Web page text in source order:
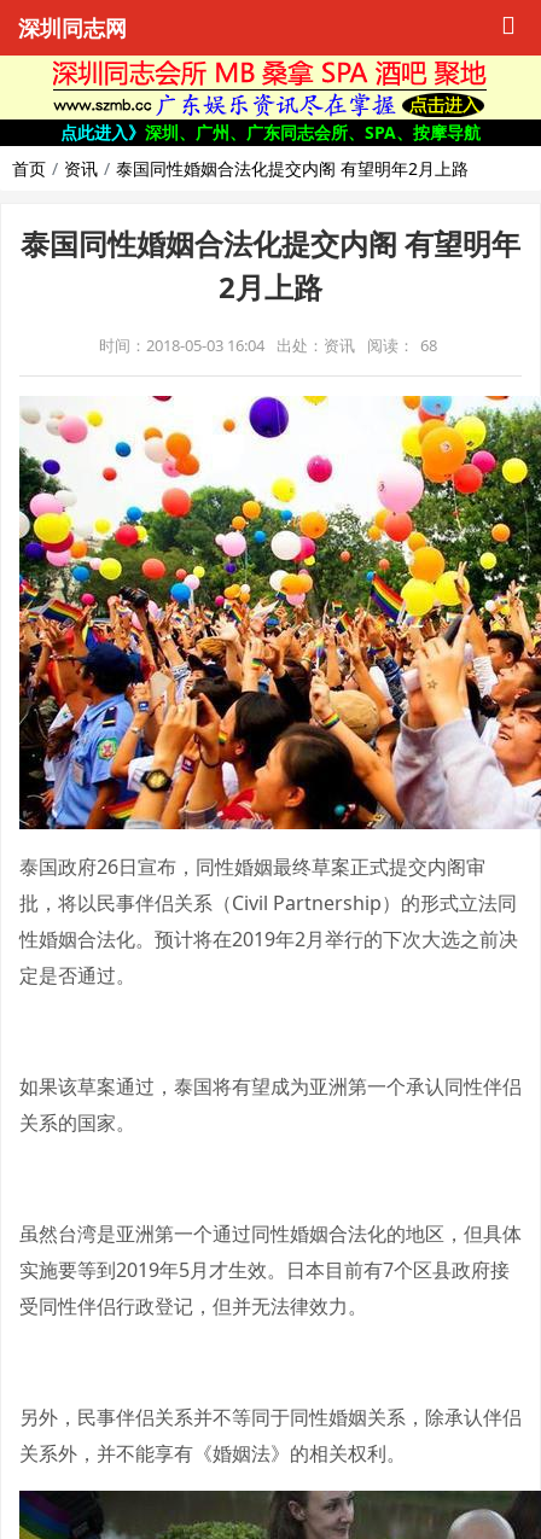
深圳同志网
点此进入》 深圳、广州、广东同志会所、SPA、按摩导航
首页
资讯 泰国同性婚姻合法化提交内阁 有望明年2月上路
泰国同性婚姻合法化提交内阁 有望明年
2月上路
时间：2018-05-03 16:04 出处：资讯 阅读： 68
泰国政府26日宣布，同性婚姻最终草案正式提交内阁审
批，将以民事伴侣关系（Civil Partnership）的形式立法同
性婚姻合法化。预计将在2019年2月举行的下次大选之前决
定是否通过。
如果该草案通过，泰国将有望成为亚洲第一个承认同性伴侣
关系的国家。
虽然台湾是亚洲第一个通过同性婚姻合法化的地区，但具体
实施要等到2019年5月才生效。日本目前有7个区县政府接
受同性伴侣行政登记，但并无法律效力。
另外，民事伴侣关系并不等同于同性婚姻关系，除承认伴侣
关系外，并不能享有《婚姻法》的相关权利。